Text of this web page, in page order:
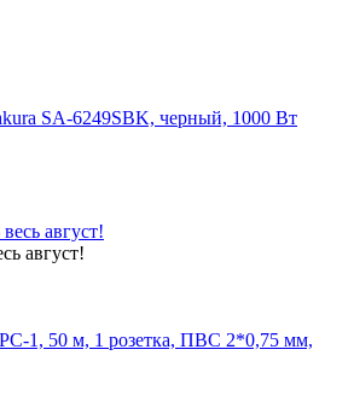
SA-6249SBK, черный, 1000 Вт
август!
1, 50 м, 1 розетка, ПВС 2*0,75 мм,